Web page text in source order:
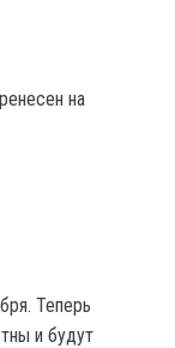
на
Теперь
и будут